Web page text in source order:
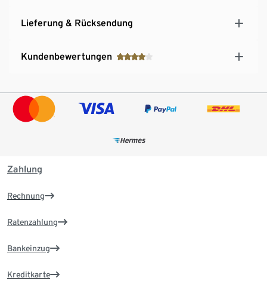
Lieferung & Rücksendung
Kundenbewertungen
Zahlung
Rechnung
Ratenzahlung
Bankeinzug
Kreditkarte